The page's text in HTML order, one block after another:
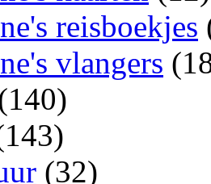
reisboekjes
vlangers
(32)